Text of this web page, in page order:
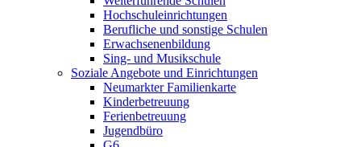
Hochschuleinrichtungen
Berufliche und sonstige Schulen
Erwachsenenbildung
Sing- und Musikschule
Soziale Angebote und Einrichtungen
Neumarkter Familienkarte
Kinderbetreuung
Ferienbetreuung
Jugendbüro